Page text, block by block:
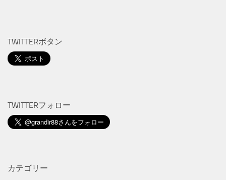
TWITTERボタン
TWITTERフォロー
カテゴリー